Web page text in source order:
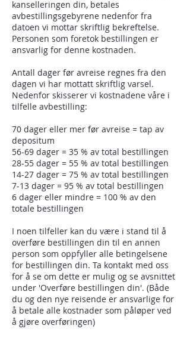
kanselleringen din, betales
avbestillingsgebyrene nedenfor fra
datoen vi mottar skriftlig bekreftelse.
Personen som foretok bestillingen er
ansvarlig for denne kostnaden.
Antall dager før avreise regnes fra den
dagen vi har mottatt skriftlig varsel.
Nedenfor skisserer vi kostnadene våre i
tilfelle avbestilling:
70 dager eller mer før avreise = tap av
depositum
56-69 dager = 35 % av total bestillingen
28-55 dager = 55 % av total bestillingen
14-27 dager = 75 % av total bestillingen
7-13 dager = 95 % av total bestillingen
6 dager eller mindre = 100 % av den
totale bestillingen
I noen tilfeller kan du være i stand til å
overføre bestillingen din til en annen
person som oppfyller alle betingelsene
for bestillingen din. Ta kontakt med oss
for å se om dette er mulig og se avsnittet
under 'Overføre bestillingen din'. (Både
du og den nye reisende er ansvarlige for
å betale alle kostnader som påløper ved
å gjøre overføringen)